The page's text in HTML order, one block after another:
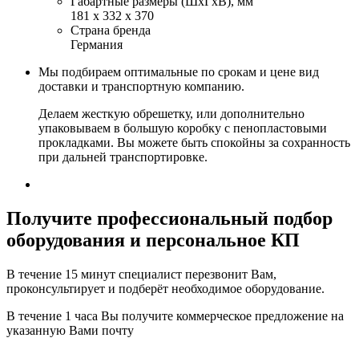
181 x 332 x 370
Страна бренда
Германия
Мы подбираем оптимальные по срокам и цене вид
доставки и транспортную компанию.
Делаем жесткую обрешетку, или дополнительно
упаковываем в большую коробку с пенопластовыми
прокладками. Вы можете быть спокойны за сохранность
при дальней транспортировке.
Получите профессиональный подбор
оборудования и персональное КП
В течение 15 минут специалист перезвонит Вам,
проконсультирует и подберёт необходимое оборудование.
В течение 1 часа Вы получите коммерческое предложение на
указанную Вами почту